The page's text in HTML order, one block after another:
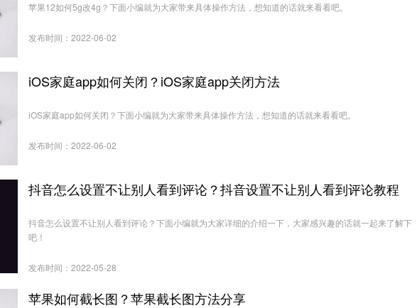
苹果12如何5g改4g？下面小编就为大家带来具体操作方法，想知道的话就来看看吧。
发布时间：2022-06-02
iOS家庭app如何关闭？iOS家庭app关闭方法
iOS家庭app如何关闭？下面小编就为大家带来具体操作方法，想知道的话就来看看吧。
发布时间：2022-06-02
抖音怎么设置不让别人看到评论？抖音设置不让别人看到评论教程
抖音怎么设置不让别人看到评论？下面小编就为大家详细的介绍一下，大家感兴趣的话就一起来了解下
吧！
发布时间：2022-05-28
苹果如何截长图？苹果截长图方法分享